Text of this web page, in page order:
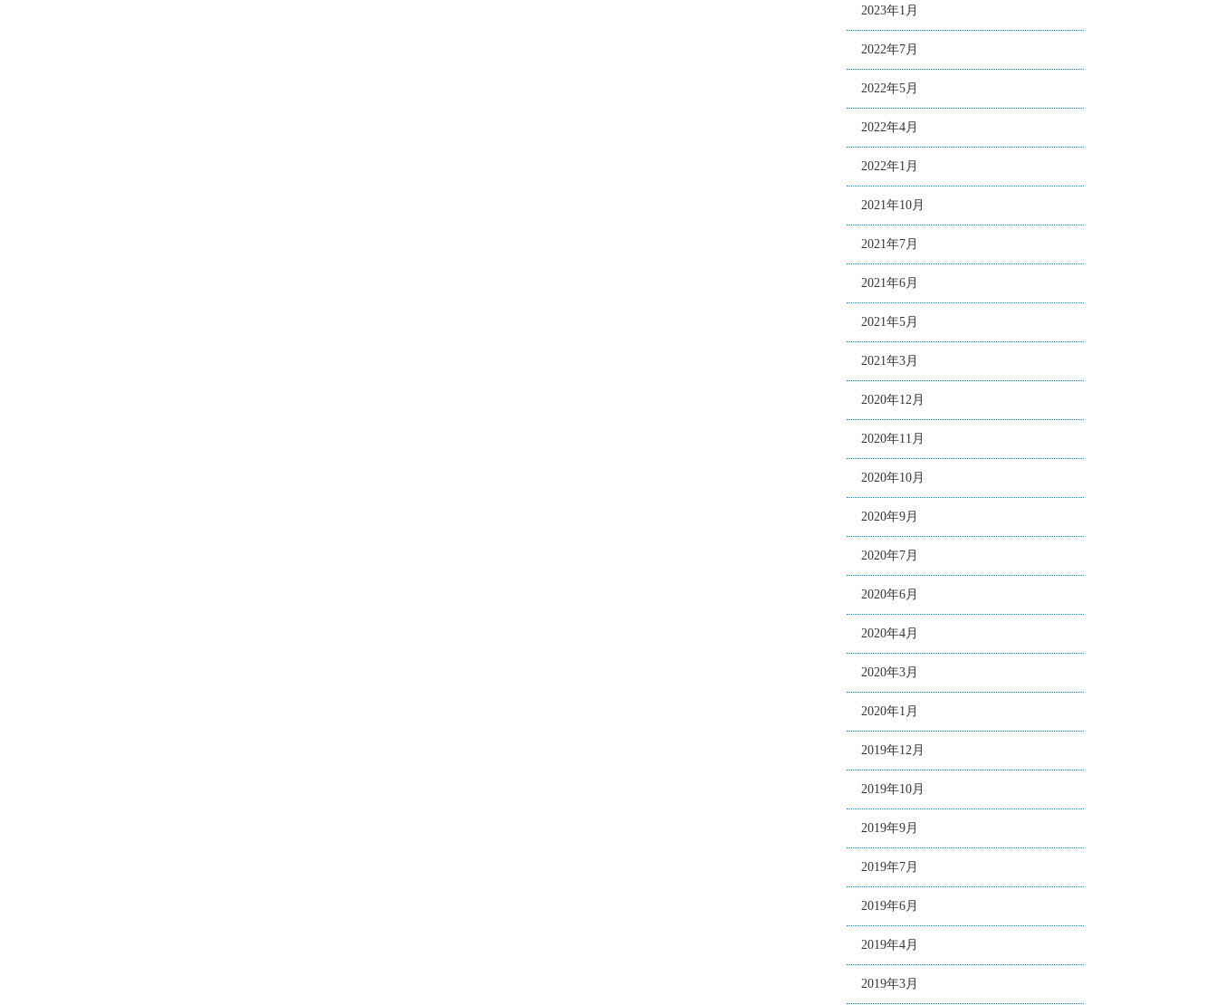
2023年1月
2022年7月
2022年5月
2022年4月
2022年1月
2021年10月
2021年7月
2021年6月
2021年5月
2021年3月
2020年12月
2020年11月
2020年10月
2020年9月
2020年7月
2020年6月
2020年4月
2020年3月
2020年1月
2019年12月
2019年10月
2019年9月
2019年7月
2019年6月
2019年4月
2019年3月